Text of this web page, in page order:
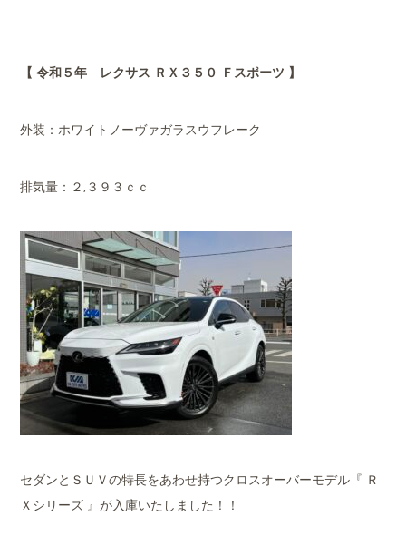
【 令和５年 レクサス ＲＸ３５０ Ｆスポーツ 】
外装：ホワイトノーヴァガラスウフレーク
排気量：２,３９３ｃｃ
セダンとＳＵＶの特長をあわせ持つクロスオーバーモデル『 Ｒ
Ｘシリーズ 』が入庫いたしました！！